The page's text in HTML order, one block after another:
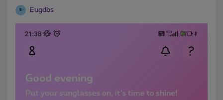
E Eugdbs